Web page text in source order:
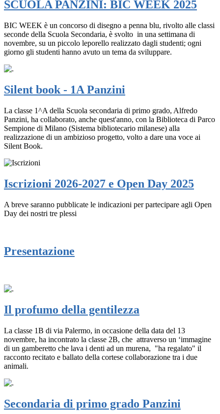
SCUOLA PANZINI: BIC WEEK 2025
BIC WEEK è un concorso di disegno a penna blu, rivolto alle classi
seconde della Scuola Secondaria, è svolto in una settimana di
novembre, su un piccolo leporello realizzato dagli studenti; ogni
giorno gli studenti hanno avuto un tema da sviluppare.
Silent book - 1A Panzini
La classe 1^A della Scuola secondaria di primo grado, Alfredo
Panzini, ha collaborato, anche quest'anno, con la Biblioteca di Parco
Sempione di Milano (Sistema bibliotecario milanese) alla
realizzazione di un ambizioso progetto, volto a dare una voce ai
Silent Book.
Iscrizioni 2026-2027 e Open Day 2025
A breve saranno pubblicate le indicazioni per partecipare agli Open
Day dei nostri tre plessi
Presentazione
Il profumo della gentilezza
La classe 1B di via Palermo, in occasione della data del 13
novembre, ha incontrato la classe 2B, che attraverso un ‘immagine
di un gamberetto che lava i denti ad un murena, "ha regalato" il
racconto recitato e ballato della cortese collaborazione tra i due
animali.
Secondaria di primo grado Panzini